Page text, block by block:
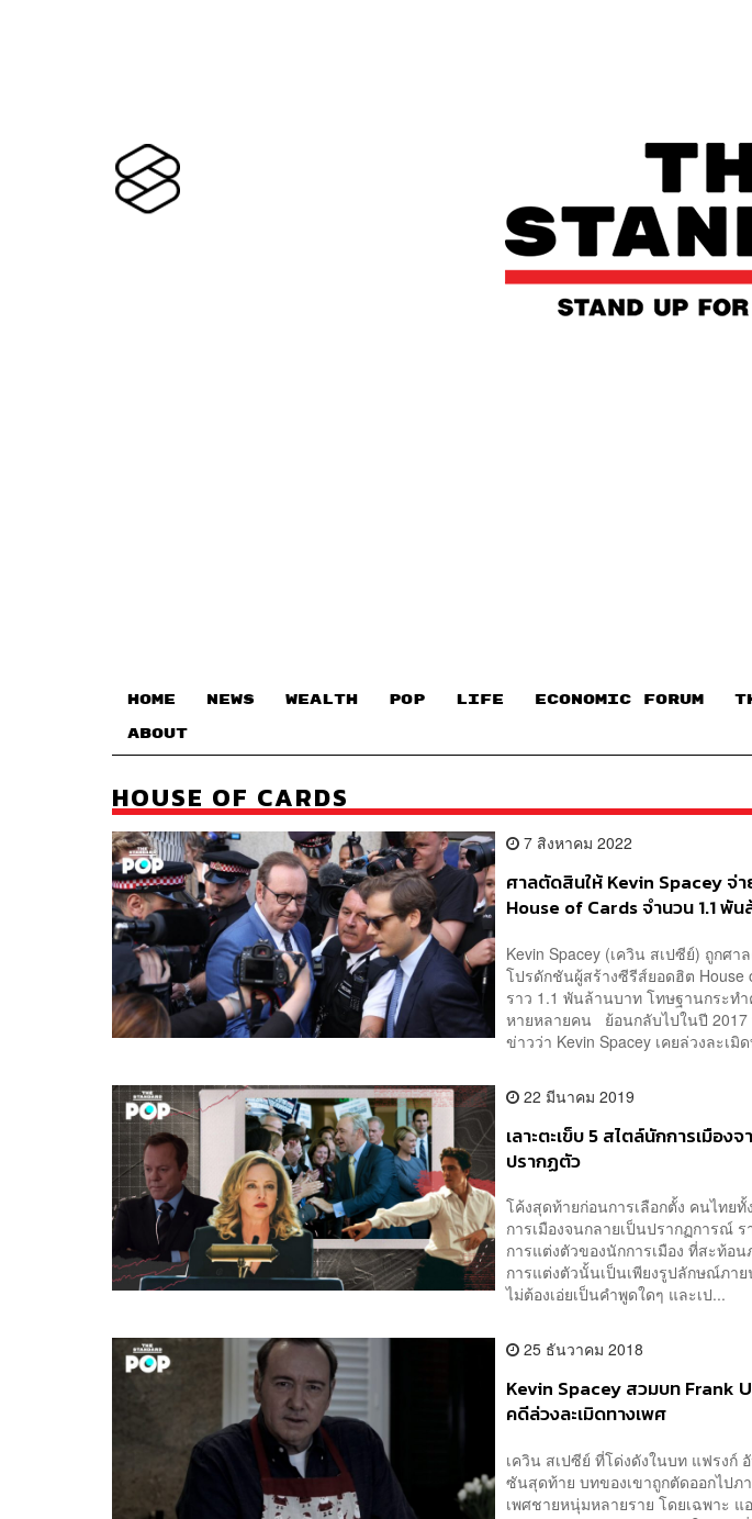
HOME NEWS WEALTH POP LIFE ECONOMIC FORUM
ABOUT
HOUSE OF CARDS
7 สิงหาคม 2022
ศาลตัดสินให้ Kevin Spacey จ่
House of Cards จำนวน 1.1 พัน
Kevin Spacey (เควิน สเปซีย์) ถูกศ
โปรดักชันผู้สร้างซีรีส์ยอดฮิต
ราว 1.1 พันล้านบาท โทษฐานกระท
หายหลายคน ย้อนกลับไปในปี 2017
ข่าวว่า Kevin Spacey เคยล่วงละเ
22 มีนาคม 2019
เลาะตะเข็บ 5 สไตล์นักการเมือ
ปรากฏตัว
โค้งสุดท้ายก่อนการเลือกตั้ง คนไทย
การเมืองจนกลายเป็นปรากฏการณ์ ร
การแต่งตัวของนักการเมือง ที่สะท้
การแต่งตัวนั้นเป็นเพียงรูปลักษณ์ภา
ไม่ต้องเอ่ยเป็นคำพูดใดๆ และเป...
25 ธันวาคม 2018
Kevin Spacey สวมบท Frank
คดีล่วงละเมิดทางเพศ
เควิน สเปซีย์ ที่โด่งดังในบท แฟรงก์
ซันสุดท้าย บทของเขาถูกตัดออกไปภ
เพศชายหนุ่มหลายราย โดยเฉพาะ